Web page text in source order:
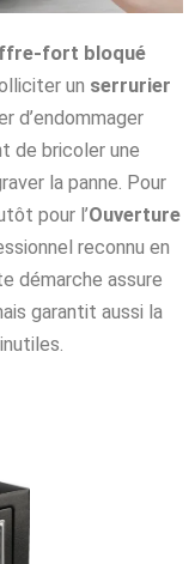
fort bloqué
un serrurier
d’endommager
de bricoler une
la panne. Pour
pour l’Ouverture
reconnu en
démarche assure
garantit aussi la